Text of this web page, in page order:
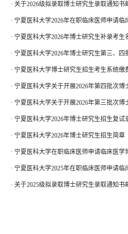
· 关于2026级拟录取博士研究生录取通知
· 宁夏医科大学2026年在职临床医师申请
· 宁夏医科大学2026年博士研究生补录考生
· 宁夏医科大学2026年博士研究生第三、
· 宁夏医科大学博士研究生招生考生系统缴
· 宁夏医科大学关于开展2026年第四批次博
· 宁夏医科大学关于开展2026年第三批次博
· 宁夏医科大学2026年博士研究生招生复试
· 宁夏医科大学2026年博士研究生招生简章
· 宁夏医科大学在职临床医师申请临床医学
· 宁夏医科大学2025年在职临床医师申请
· 关于2025级拟录取博士研究生录取通知